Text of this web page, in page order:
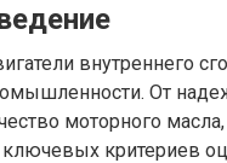
внутреннего
От
моторного
ключевых критериев